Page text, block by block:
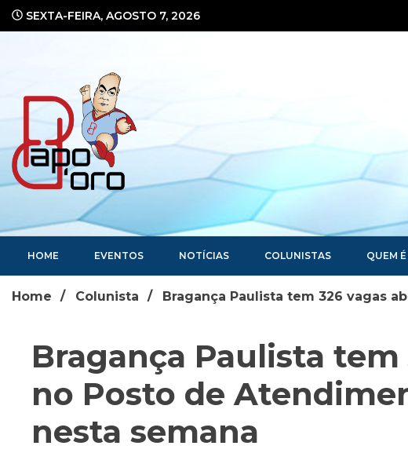
SEXTA-FEIRA, AGOSTO 7, 2026
Portal de Notícias
HOME EVENTOS NOTÍCIAS COLUNISTAS QUEM
Home Colunista Bragança Paulista tem 326 vagas
Bragança Paulista
no Posto de
nesta semana